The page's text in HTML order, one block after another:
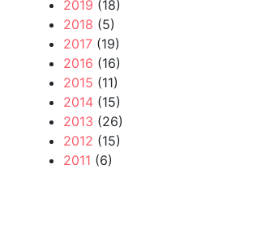
2019 (18)
2018 (5)
2017 (19)
2016 (16)
2015 (11)
2014 (15)
2013 (26)
2012 (15)
2011 (6)